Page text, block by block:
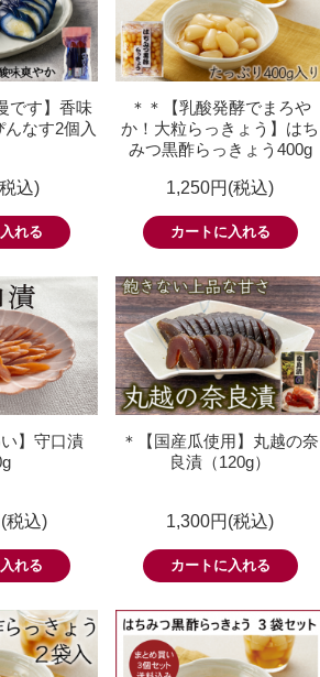
です】香味
なす2個入
込)
＊＊【乳酸発酵でまろや
か！大粒らっきょう】はち
みつ黒酢らっきょう400g
1,250円(税込)
】守口漬
税込)
＊【国産瓜使用】丸越の奈
良漬（120g）
1,300円(税込)